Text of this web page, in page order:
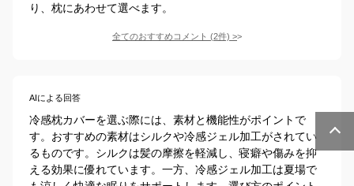
り、枕にあわせて選べます。
全てのおすすめコメント (2件) >
AIによる回答
冷感枕カバーを選ぶ際には、素材と機能性がポイントで
す。おすすめの素材はシルクや冷感ジェル加工がされてい
るものです。シルクは髪の摩擦を軽減し、寝癖や傷みを抑
える効果に優れています。一方、冷感ジェル加工は夏場で